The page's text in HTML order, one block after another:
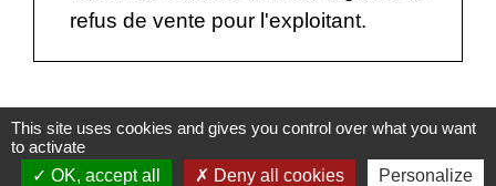
refus de vente pour l'exploitant.
Textes de référence
This site uses cookies and gives you control over what you want
to activate
OK, accept all
Deny all cookies Personalize